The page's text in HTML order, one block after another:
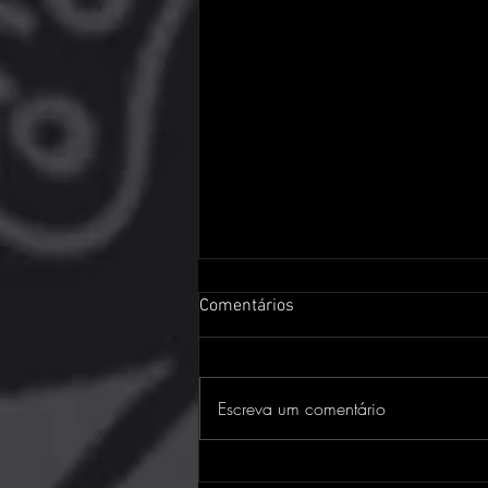
Comentários
Escreva um comentário